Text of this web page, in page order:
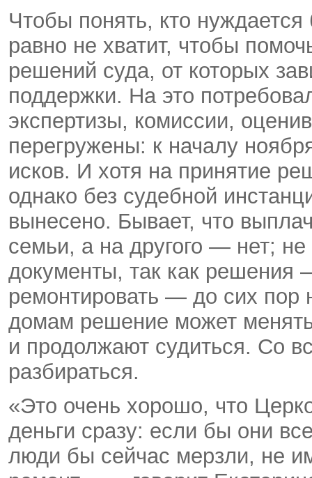
Чтобы понять, кто
равно не хватит, чтобы
решений суда, от которых
поддержки. На это
экспертизы, комиссии,
перегружены: к началу
исков. И хотя на принятие
однако без судебной
вынесено. Бывает, что
семьи, а на другого — нет;
документы, так как решения
ремонтировать — до сих пор
домам решение может
и продолжают судиться. Со
разбираться.
«Это очень хорошо, что
деньги сразу: если бы они
люди бы сейчас мерзли, не